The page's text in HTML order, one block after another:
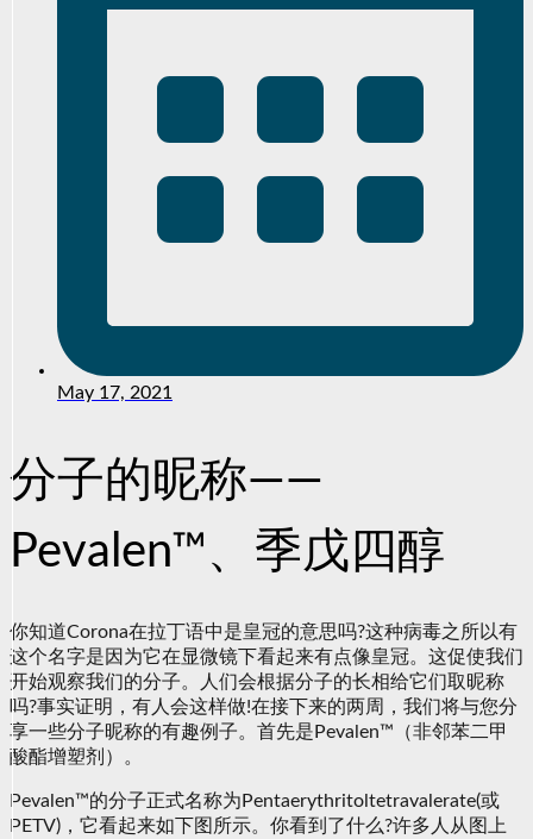
May 17, 2021
分子的昵称——
Pevalen™、季戊四醇
你知道Corona在拉丁语中是皇冠的意思吗?这种病毒之所以有
这个名字是因为它在显微镜下看起来有点像皇冠。这促使我们
开始观察我们的分子。人们会根据分子的长相给它们取昵称
吗?事实证明，有人会这样做!在接下来的两周，我们将与您分
享一些分子昵称的有趣例子。首先是Pevalen™（非邻苯二甲
酸酯增塑剂）。
Pevalen™的分子正式名称为Pentaerythritoltetravalerate(或
PETV)，它看起来如下图所示。你看到了什么?许多人从图上